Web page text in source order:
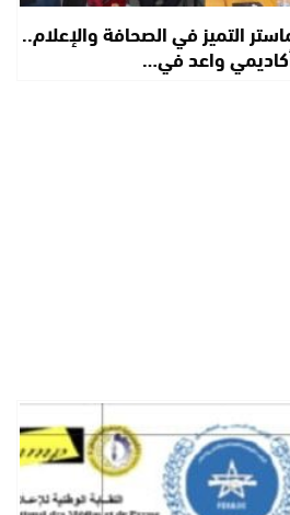
التميز في الصحافة والإعلام..
واعد في…